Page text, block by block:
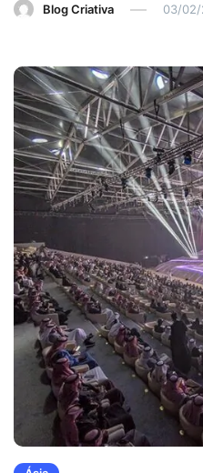
Blog Criativa 03/